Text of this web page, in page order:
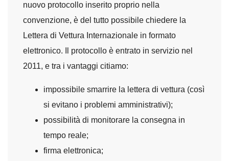
nuovo protocollo inserito proprio nella
convenzione, è del tutto possibile chiedere la
Lettera di Vettura Internazionale in formato
elettronico. Il protocollo è entrato in servizio nel
2011, e tra i vantaggi citiamo:
impossibile smarrire la lettera di vettura (così
si evitano i problemi amministrativi);
possibilità di monitorare la consegna in
tempo reale;
firma elettronica;